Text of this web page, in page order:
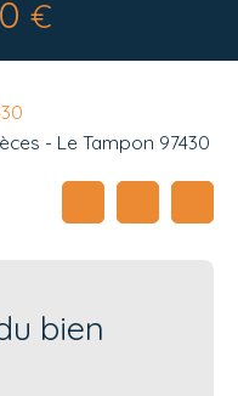
€
- Le Tampon 97430
bien